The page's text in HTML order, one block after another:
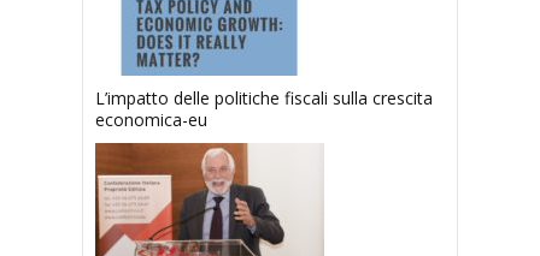
L’impatto delle politiche fiscali sulla crescita
economica-eu